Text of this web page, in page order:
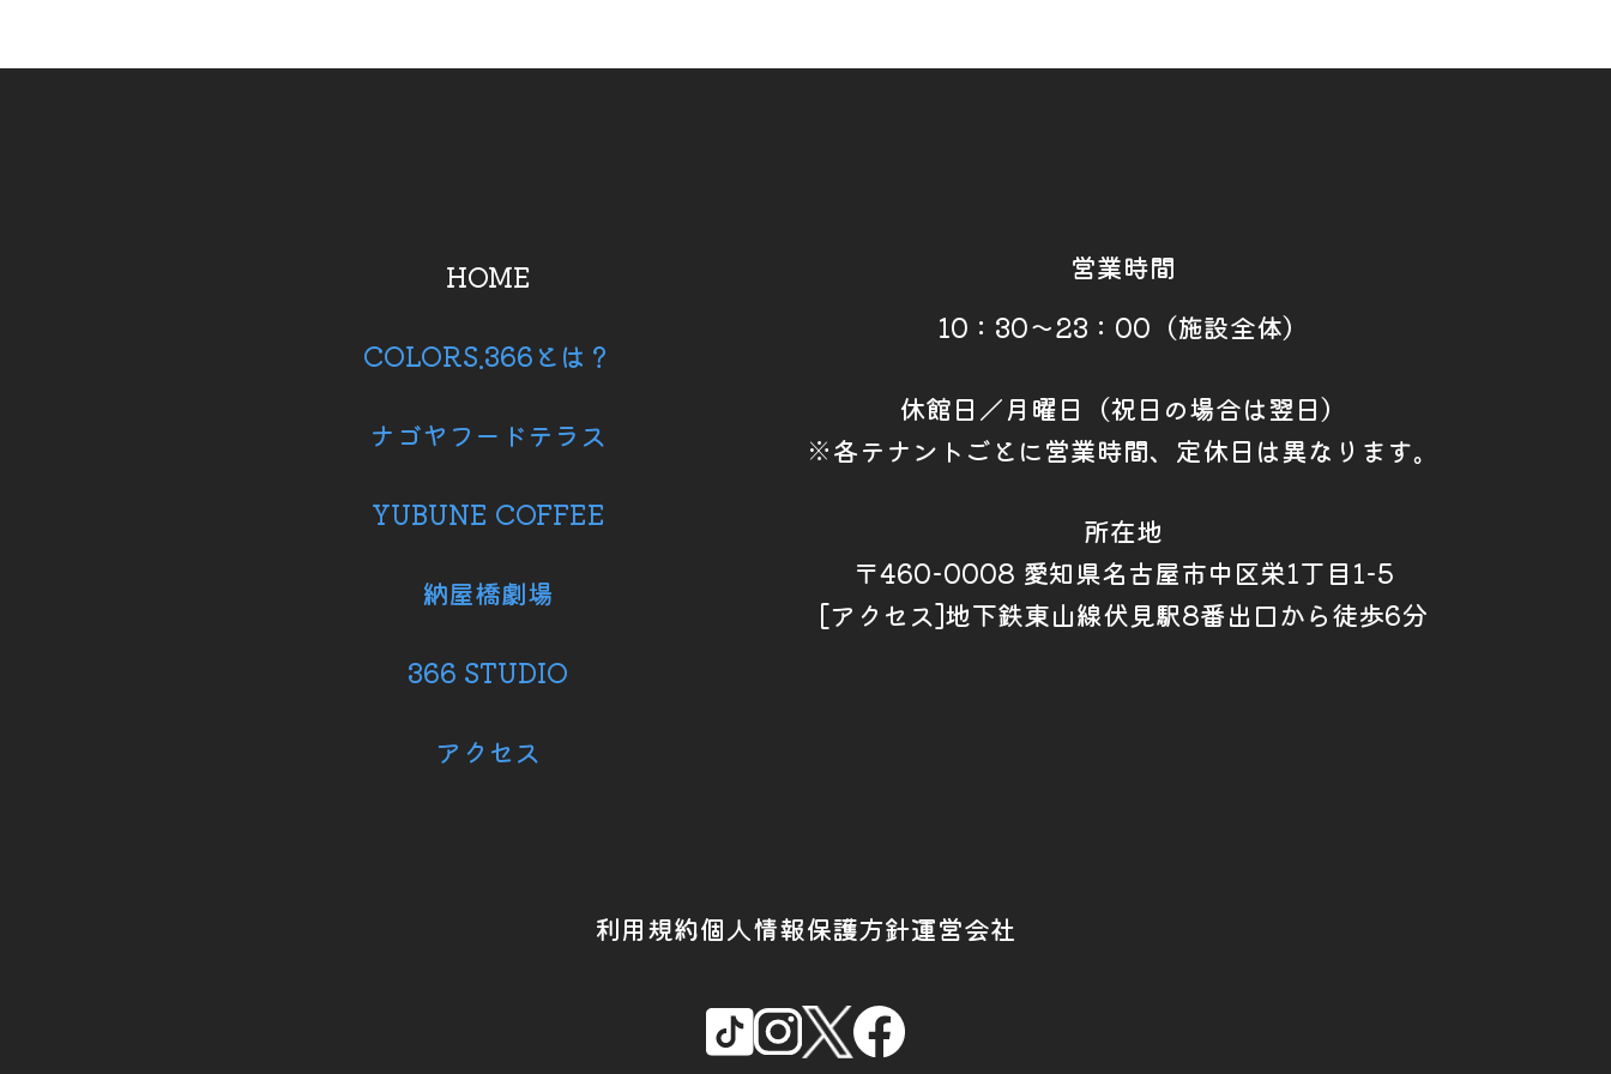
HOME
COLORS.366とは？
ナゴヤフードテラス
YUBUNE COFFEE
納屋橋劇場
366 STUDIO
アクセス
営業時間
10：30～23：00（施設全体）
休館日／月曜日（祝日の場合は翌日）
※各テナントごとに営業時間、定休日は異なります。
所在地
〒460-0008 愛知県名古屋市中区栄1丁目1-5
[アクセス]地下鉄東山線伏見駅8番出口から徒歩6分
利用規約個人情報保護方針運営会社